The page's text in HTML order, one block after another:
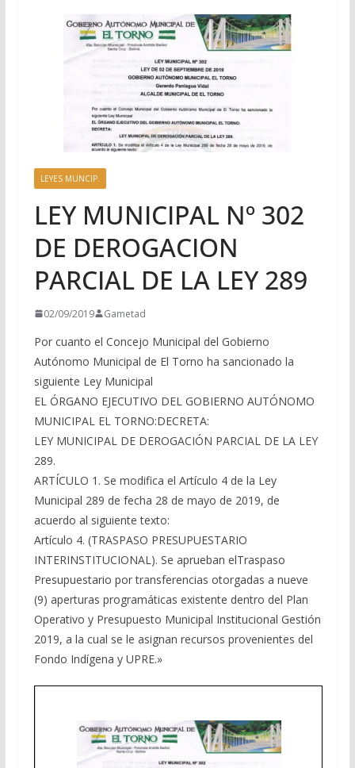
LEYES MUNCIP.
LEY MUNICIPAL Nº 302
DE DEROGACION
PARCIAL DE LA LEY 289
02/09/2019 Gametad
Por cuanto el Concejo Municipal del Gobierno
Autónomo Municipal de El Torno ha sancionado la
siguiente Ley Municipal
EL ÓRGANO EJECUTIVO DEL GOBIERNO AUTÓNOMO
MUNICIPAL EL TORNO:DECRETA:
LEY MUNICIPAL DE DEROGACIÓN PARCIAL DE LA LEY
289.
ARTÍCULO 1. Se modifica el Artículo 4 de la Ley
Municipal 289 de fecha 28 de mayo de 2019, de
acuerdo al siguiente texto:
Artículo 4. (TRASPASO PRESUPUESTARIO
INTERINSTITUCIONAL). Se aprueban elTraspaso
Presupuestario por transferencias otorgadas a nueve
(9) aperturas programáticas existente dentro del Plan
Operativo y Presupuesto Municipal Institucional Gestión
2019, a la cual se le asignan recursos provenientes del
Fondo Indígena y UPRE.»